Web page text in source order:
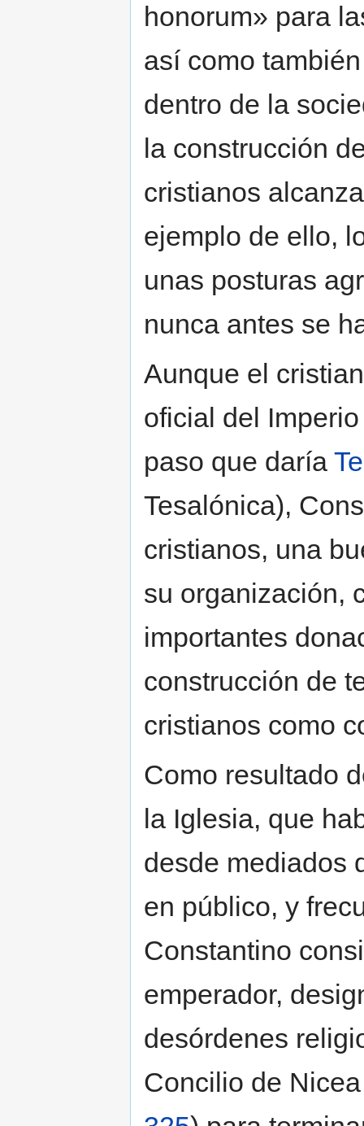
honorum» para
así como
dentro de la
la construcción
cristianos
ejemplo de ello,
unas posturas
nunca antes se
Aunque el
oficial del
paso que daría
Tesalónica),
cristianos, una
su organización,
importantes
construcción de
cristianos como
Como resultado
la Iglesia, que
desde mediados
en público, y
Constantino
emperador,
desórdenes
Concilio de